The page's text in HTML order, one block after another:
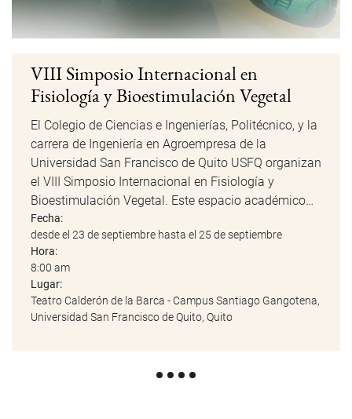
VIII Simposio Internacional en
Fisiología y Bioestimulación Vegetal
El Colegio de Ciencias e Ingenierías, Politécnico, y la
carrera de Ingeniería en Agroempresa de la
Universidad San Francisco de Quito USFQ organizan
el VIII Simposio Internacional en Fisiología y
Bioestimulación Vegetal. Este espacio académico…
Fecha:
desde el 23 de septiembre hasta el 25 de septiembre
Hora:
8:00 am
Lugar:
Teatro Calderón de la Barca - Campus Santiago Gangotena,
Universidad San Francisco de Quito, Quito